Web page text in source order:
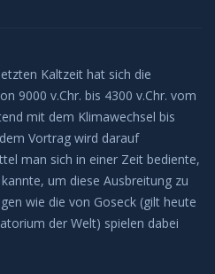
Kaltzeit hat sich die
9000 v.Chr. bis 4300 v.Chr. vom
mit dem Klimawechsel bis
Vortrag wird darauf
man sich in einer Zeit bediente,
um diese Ausbreitung zu
wie die von Goseck (gilt heute
der Welt) spielen dabei